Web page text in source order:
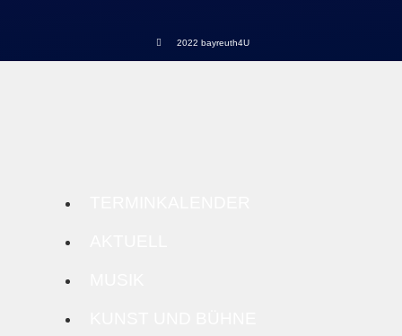
2022 bayreuth4U